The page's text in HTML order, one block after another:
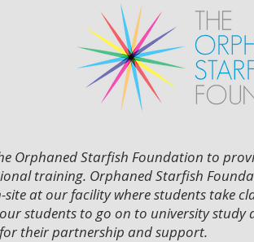
Orphaned Starfish Foundation to
training. Orphaned Starfish
at our facility where students take
students to go on to university
their partnership and support.